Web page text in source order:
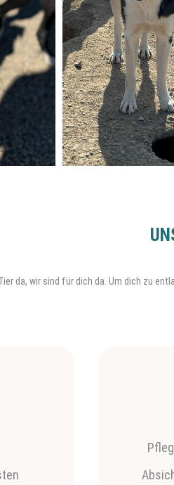
da, wir sind für dich da. Um dich zu